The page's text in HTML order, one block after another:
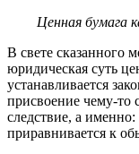
Ценная бумага
В свете сказанного
юридическая суть
устанавливается
присвоение чему-то
следствие, а
приравнивается к